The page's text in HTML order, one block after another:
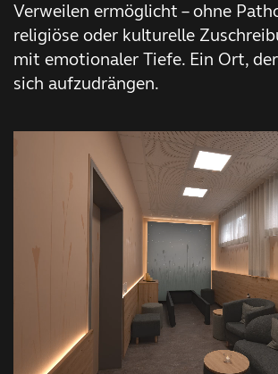
Verweilen ermöglicht – ohne
religiöse oder kulturelle
mit emotionaler Tiefe. Ein Ort,
sich aufzudrängen.